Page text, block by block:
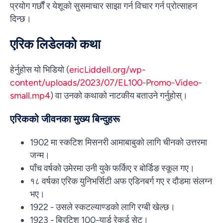
प्रयोग गर्छौं र येशूको सुसमाचार साझा गर्न विचार गर्न प्रोत्साहन
दिन्छ।
एरिक लिडेलको कथा
हेर्नुहोस यो भिडियो (ericLiddell.org/wp-
content/uploads/2023/07/EL100-Promo-Video-
small.mp4) वा उनको कथाको नाटकीय बताउने गर्नुहोस्।
एरिकको जीवनका मुख्य बिन्दुहरू
1902 मा स्कटिश मिसनरी आमाबाबुको लागि चीनको उत्तरमा
जन्म।
पाँच वर्षको उमेरमा उनी युके फर्किए र बोर्डिङ स्कूल गए।
१८ वर्षका एरिक युनिभर्सिटी अफ एडिनबर्ग गए र दौडमा संलग्न
भए।
1922 - उसले स्कटल्याण्डको लागि रग्बी खेल्छ।
1923 - ब्रिटिश 100-यार्ड रेकर्ड सेट।